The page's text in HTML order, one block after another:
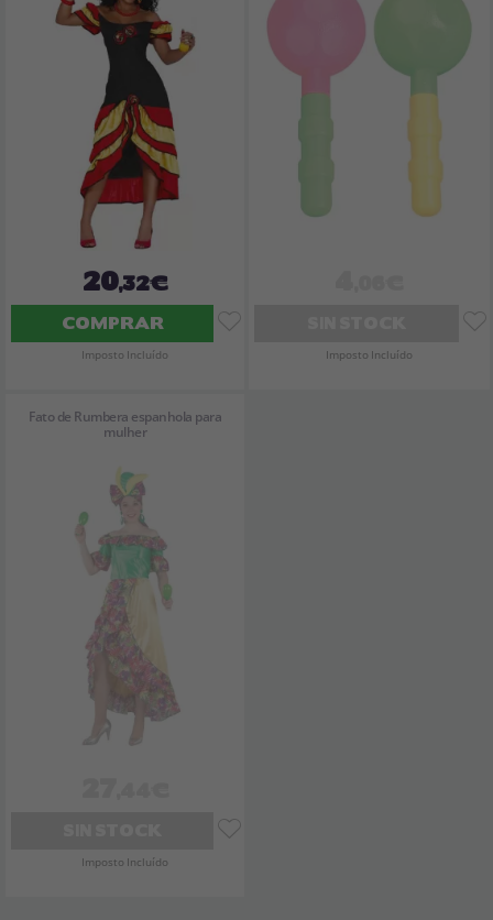
20,32€
COMPRAR
Imposto Incluído Imposto Incluído
Fato de Rumbera espanhola para
mulher
Imposto Incluído